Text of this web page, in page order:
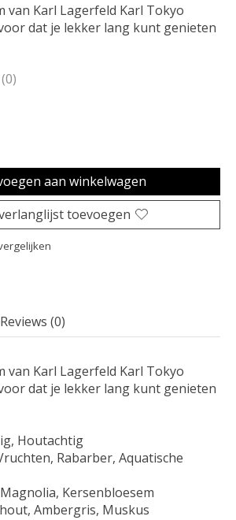
van Karl Lagerfeld Karl Tokyo
dat je lekker lang kunt genieten
dit product is
(0)
aan winkelwagen
toevoegen
Reviews (0)
van Karl Lagerfeld Karl Tokyo
dat je lekker lang kunt genieten
Houtachtig
Rabarber, Aquatische
Kersenbloesem
Ambergris, Muskus